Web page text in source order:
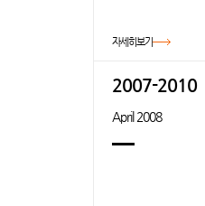
자세히보기
2007-2010
April 2008